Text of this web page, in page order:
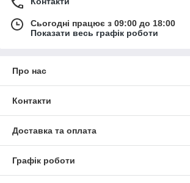
Сьогодні працює з 09:00 до 18:00
Показати весь графік роботи
Про нас
Контакти
Доставка та оплата
Графік роботи